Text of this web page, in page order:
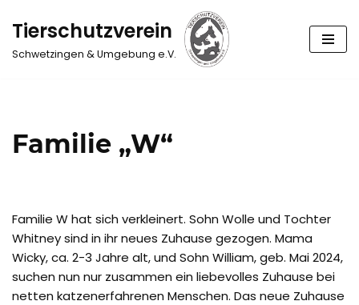
Zum
Inhalt
Tierschutzverein
Schwetzingen & Umgebung e.V.
Familie „W“
Familie W hat sich verkleinert. Sohn Wolle und Tochter
Whitney sind in ihr neues Zuhause gezogen. Mama
Wicky, ca. 2-3 Jahre alt, und Sohn William, geb. Mai 2024,
suchen nun nur zusammen ein liebevolles Zuhause bei
netten katzenerfahrenen Menschen. Das neue Zuhause